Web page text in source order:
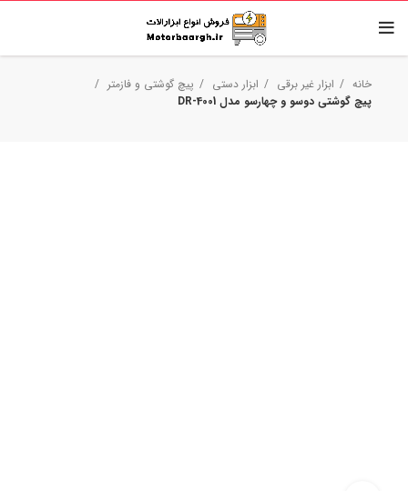
خانه ابزار غیر برقی ابزار دستی
پیچ گوشتی و فازمتر
پیچ گوشتی دوسو و چهارسو مدل DR-4001